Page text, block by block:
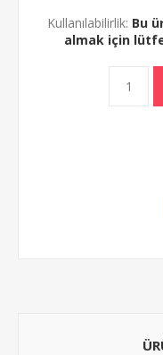
Kullanılabilirlik: Bu
almak için